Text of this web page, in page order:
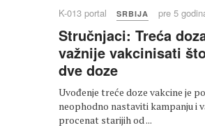
K-013 portal SRBIJA pre 5
Stručnjaci: Treća
važnije vakcinisati
dve doze
Uvođenje treće doze vakcine je
neophodno nastaviti kampanju i
procenat starijih od ...